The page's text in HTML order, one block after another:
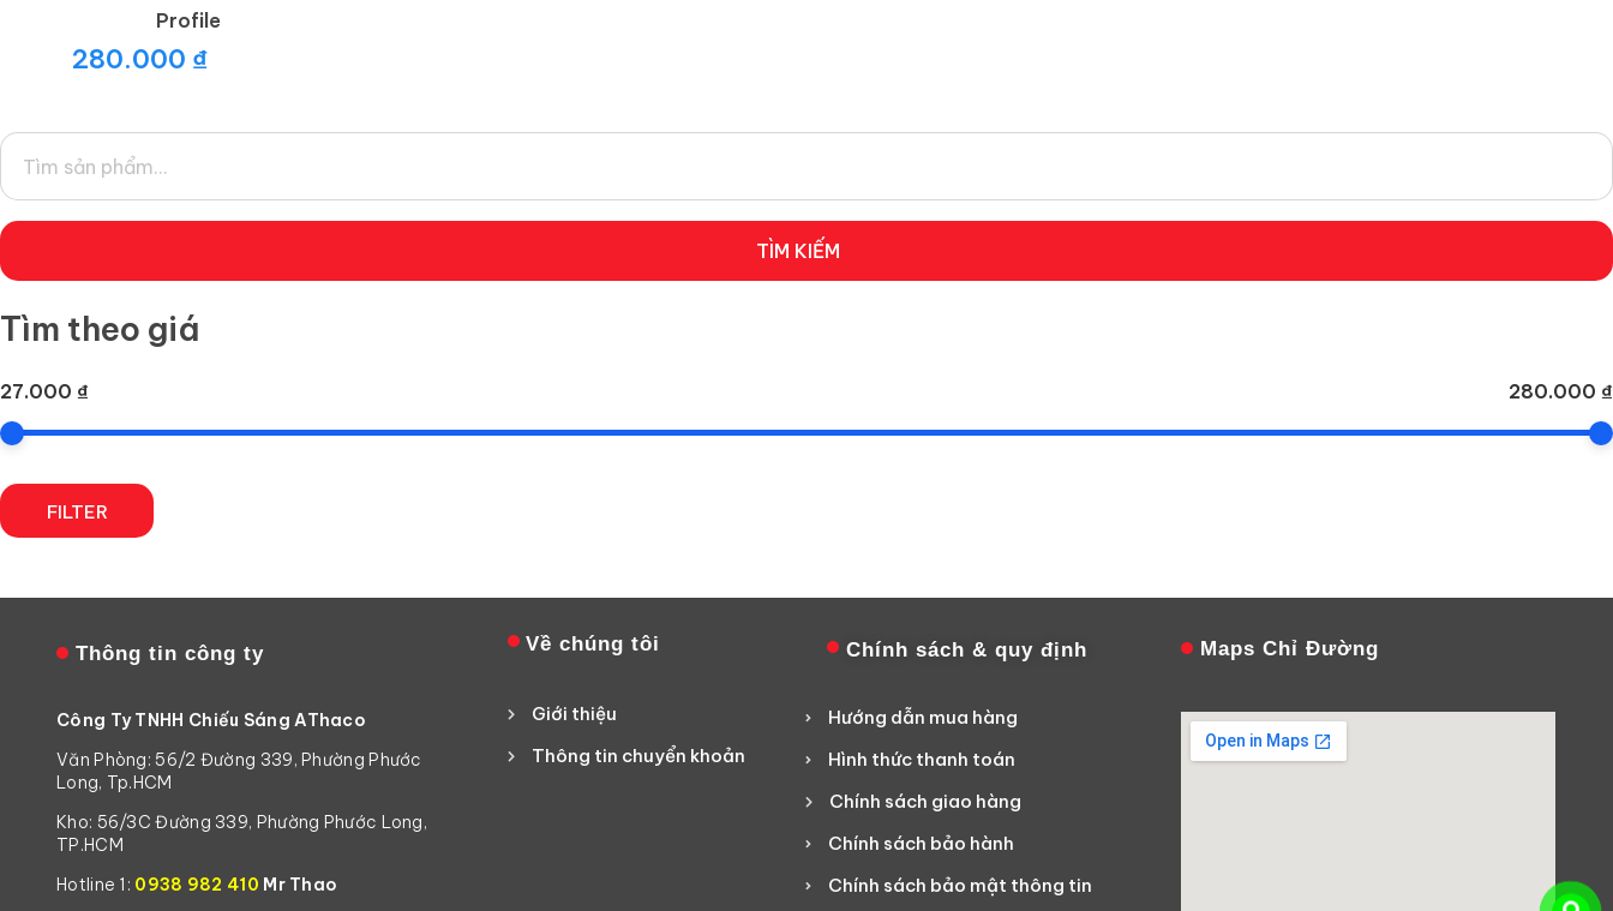
Profile
280.000 ₫
TÌM KIẾM
Tìm theo giá
27.000 ₫ 280.000 ₫
FILTER
Thông tin công ty
Công Ty TNHH Chiếu Sáng AThaco
Văn Phòng: 56/2 Đường 339, Phường Phước
Long, Tp.HCM
Kho: 56/3C Đường 339, Phường Phước Long,
TP.HCM
Hotline 1: 0938 982 410 Mr Thao
Về chúng tôi
Giới thiệu
Thông tin chuyển khoản
Chính sách & quy định
Hướng dẫn mua hàng
Hình thức thanh toán
Chính sách giao hàng
Chính sách bảo hành
Chính sách bảo mật thông tin
Maps Chỉ Đường